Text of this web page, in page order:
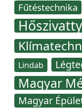
Fűtéstechnika
Lindab
Magyar
Magyar